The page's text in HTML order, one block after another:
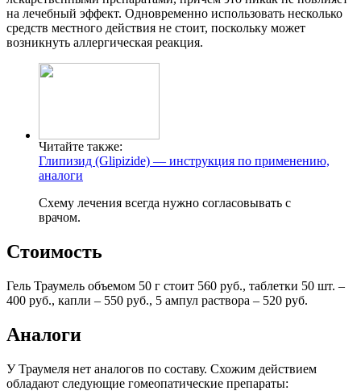
на лечебный эффект. Одновременно использовать несколько
средств местного действия не стоит, поскольку может
возникнуть аллергическая реакция.
Читайте также:
Глипизид (Glipizide) — инструкция по применению,
аналоги
Схему лечения всегда нужно согласовывать с
врачом.
Стоимость
Гель Траумель объемом 50 г стоит 560 руб., таблетки 50 шт. –
400 руб., капли – 550 руб., 5 ампул раствора – 520 руб.
Аналоги
У Траумеля нет аналогов по составу. Схожим действием
обладают следующие гомеопатические препараты: